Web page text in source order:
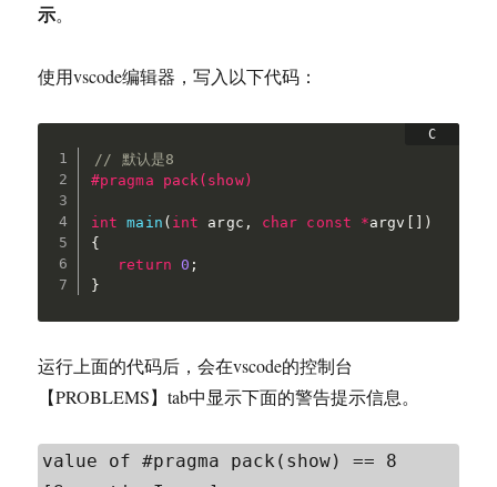
示。
使用vscode编辑器，写入以下代码：
// 默认是8
#pragma pack(show)
int main ( int argc , char const *argv
)
{
return 0 ;
}
运行上面的代码后，会在vscode的控制台
【PROBLEMS】tab中显示下面的警告提示信息。
value of #pragma pack(show) == 8